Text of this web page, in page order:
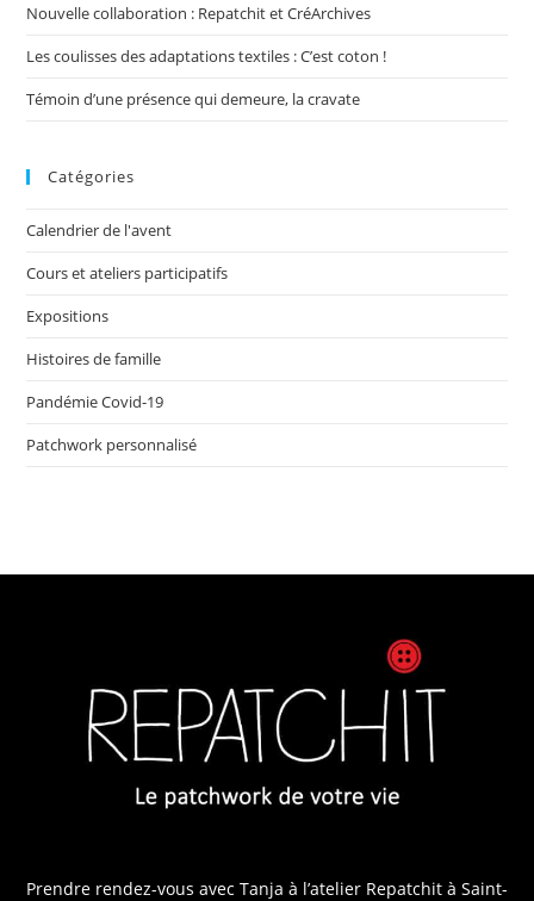
Nouvelle collaboration : Repatchit et CréArchives
Les coulisses des adaptations textiles : C’est coton !
Témoin d’une présence qui demeure, la cravate
Catégories
Calendrier de l'avent
Cours et ateliers participatifs
Expositions
Histoires de famille
Pandémie Covid-19
Patchwork personnalisé
Prendre rendez-vous avec Tanja à l’atelier Repatchit à Saint-